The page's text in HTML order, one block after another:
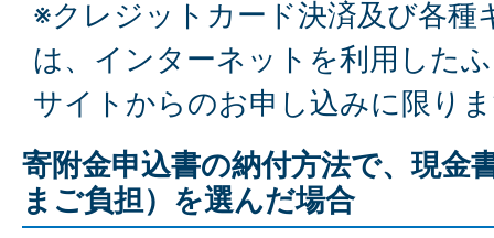
※クレジットカード決済及び各種
は、インターネットを利用した
サイトからのお申し込みに限り
寄附金申込書の納付方法で、現金
まご負担）を選んだ場合